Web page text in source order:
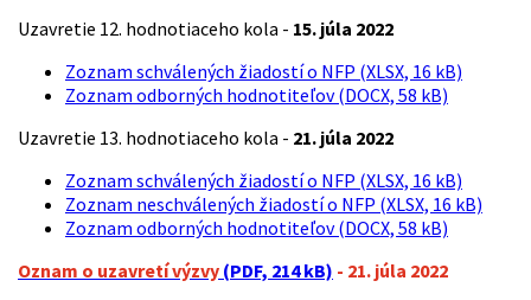
Uzavretie 12. hodnotiaceho kola - 15. júla 2022
Zoznam schválených žiadostí o NFP (XLSX, 16 kB)
Zoznam odborných hodnotiteľov (DOCX, 58 kB)
Uzavretie 13. hodnotiaceho kola - 21. júla 2022
Zoznam schválených žiadostí o NFP (XLSX, 16 kB)
Zoznam neschválených žiadostí o NFP (XLSX, 16 kB)
Zoznam odborných hodnotiteľov (DOCX, 58 kB)
Oznam o uzavretí výzvy (PDF, 214 kB) - 21. júla 2022